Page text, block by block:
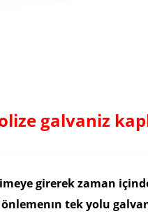
galvaniz
girerek zaman
tek yolu